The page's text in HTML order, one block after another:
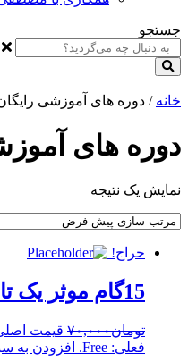
جستجو
خانه / دوره های آموزشی
دوره های
نمایش یک نتیجه
حراج!
15گام موثر یک تاجرالکترونیک
تومان۷۰,۰۰۰ قیمت اصلی:
فعلی: Free.
افزودن به